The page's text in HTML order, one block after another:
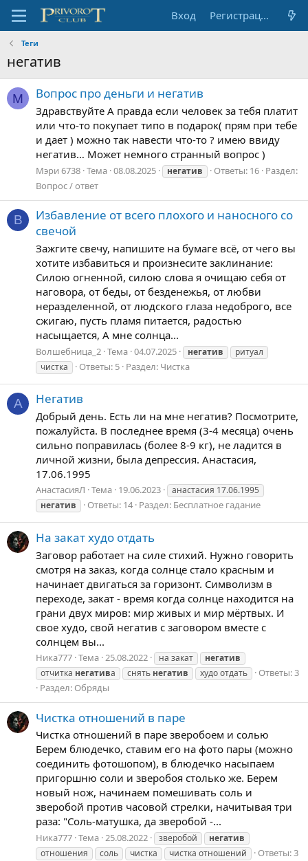
Вход Регистрация
Теги
негатив
М Вопрос про деньги и негатив
Здравствуйте А правда если человек за тебя платит
или что-то покупает типо в подарок( прям при тебе
и дает ) можно так навести что-то ? имею ввиду
негатив… Может немного странный вопрос )
Мэри 6738 Тема 08.08.2025 негатив Ответы: 16 Раздел:
Вопрос / ответ
В
Избавление от всего плохого и наносного со
свечой
Зажгите свечу, напишите на бумаге всё, от чего вы
хотите избавиться и произнесите заклинание:
Силою огненной, силою слова я очищаю себя от
наговора, от беды, от безденежья, от любви
неразделенной, от людского глаза недоброго, все
сжигаю, пусть пламя питается, радостью
насыщается, А мне солнца...
Волшебница_2 Тема 04.07.2025 негатив
ритуал
чистка
Ответы: 5 Раздел: Чистка
А Негатив
Добрый день. Есть ли на мне негатив? Посмотрите,
пожалуйста. В последнее время (3-4 месяца) очень
сильно поправилась (более 8-9 кг), не ладится в
личной жизни, была депрессия. Анастасия,
17.06.1995
АнастасияЛ Тема 19.06.2023
анастасия 17.06.1995
негатив
Ответы: 14 Раздел: Бесплатное гадание
На закат худо отдать
Заговор работает на силе стихий. Нужно говорить
смотря на заказ, когда солнце стало красным и
начинает двигаться за горизонт. Символизм в
переходе, закат - время когда солнце находится на
грани двух миров: мир живых и мир мёртвых. И
свое худо, свой негатив с заговором вместе с
солнцем вы...
Ника777 Тема 25.08.2022 на закат
негатив
отчитка негатива снять негатив худо отдать
Ответы: 3
Раздел: Обряды
Чистка отношений в паре
Чистка отношений в паре зверобоем и солью
Берем блюдечко, ставим его на фото пары (можно
соединить фотошопом), в блюдечко насыпаем
пригоршню соли и зверобоя столько же. Берем
новый нож, начинаем помешивать соль и
зверобой против часовой стрелки, начитывая три
раза: "Соль-матушка, да зверобой -...
Ника777 Тема 25.08.2022 зверобой
негатив
отношения
соль чистка чистка отношений
Ответы: 3